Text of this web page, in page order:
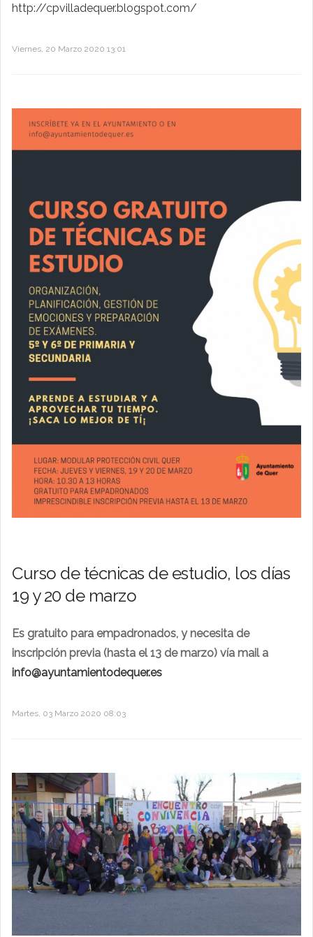
http://cpvilladequer.blogspot.com/
Viernes, 20 Marzo 2020 13:01
Curso de técnicas de estudio, los días
19 y 20 de marzo
Es gratuito para empadronados, y necesita de
inscripción previa (hasta el 13 de marzo) vía mail a
info@ayuntamientodequer.es
Martes, 03 Marzo 2020 08:03